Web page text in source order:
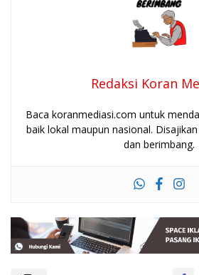
Redaksi Koran
Baca koranmediasi.com untuk
baik lokal maupun nasional.
dan berimbang.